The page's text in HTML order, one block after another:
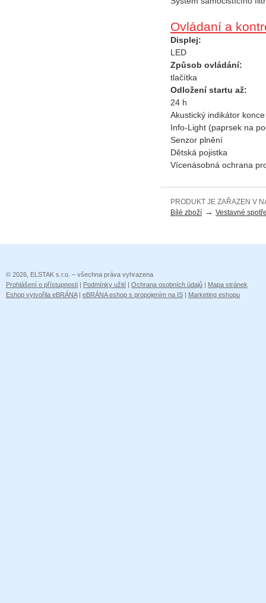
Ovládaní a
Displej:
LED
Způsob ovládání:
tlačítka
Odložení startu až:
24 h
Akustický indikátor
Info-Light (paprsek na
Senzor plnění
Dětská pojistka
Vícenásobná ochrana
PRODUKT JE ZAŘAZEN V
Bílé zboží → Vestavné
© 2026, ELSTAK s.r.o. – všechna práva vyhrazena
Prohlášení o přístupnosti | Podmínky užití | Ochrana osobních údajů | Mapa stránek
Eshop vytvořila eBRÁNA| eBRÁNA eshop s propojením na IS | Marketing eshopu